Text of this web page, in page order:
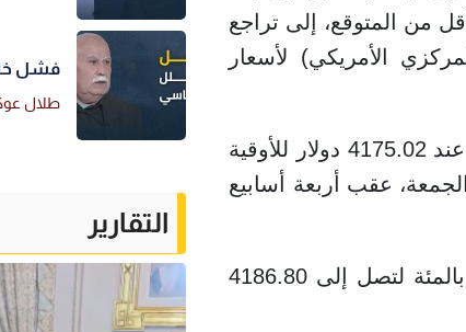
من المتوقع، إلى ‌تراجع
الأمريكي) لأسعار
ونقلت وكالة رويترز أن سعر الذهب في المعاملات الفورية استقر عند 4175.02 دولار للأوقية
عقب أربعة أسابيع
وارتفعت العقود الأمريكية ⁠الآجلة للذهب تسليم أغسطس آب 1.5 بالمئة لتصل إلى 4186.80
فشل
طلال
التقارير